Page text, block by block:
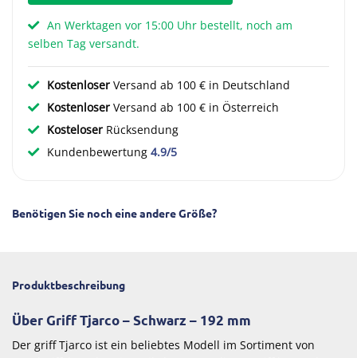
An Werktagen vor 15:00 Uhr bestellt, noch am
selben Tag versandt.
Kostenloser Versand ab 100 € in Deutschland
Kostenloser Versand ab 100 € in Österreich
Kosteloser Rücksendung
Kundenbewertung 4.9/5
Benötigen Sie noch eine andere Größe?
Produktbeschreibung
Über Griff Tjarco – Schwarz – 192 mm
Der griff Tjarco ist ein beliebtes Modell im Sortiment von